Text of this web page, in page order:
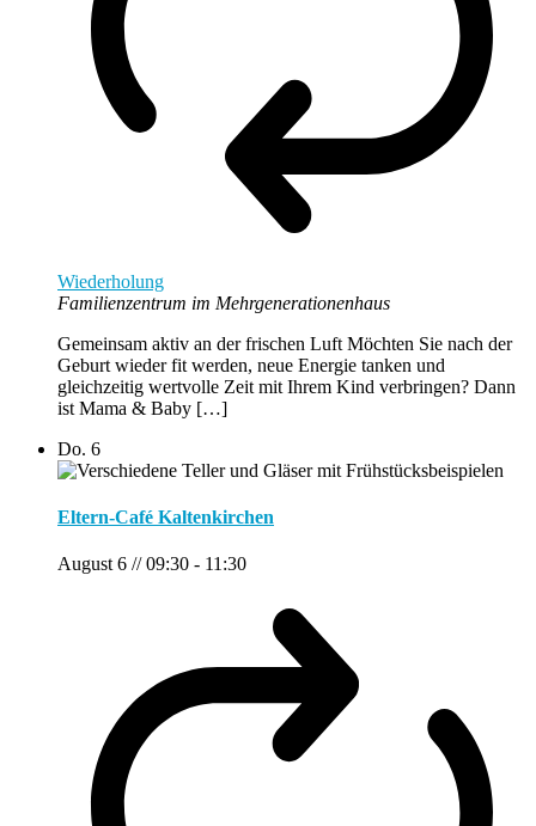
Wiederholung
Familienzentrum im Mehrgenerationenhaus
Gemeinsam aktiv an der frischen Luft Möchten Sie nach der
Geburt wieder fit werden, neue Energie tanken und
gleichzeitig wertvolle Zeit mit Ihrem Kind verbringen? Dann
ist Mama & Baby […]
Do. 6
Eltern-Café Kaltenkirchen
August 6 // 09:30 - 11:30